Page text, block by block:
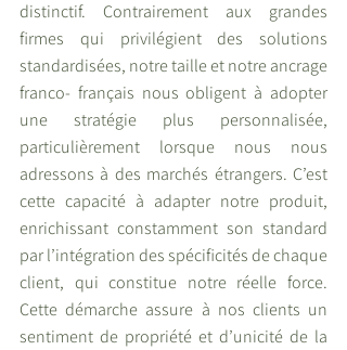
distinctif. Contrairement aux grandes
firmes qui privilégient des solutions
standardisées, notre taille et notre ancrage
franco- français nous obligent à adopter
une stratégie plus personnalisée,
particulièrement lorsque nous nous
adressons à des marchés étrangers. C’est
cette capacité à adapter notre produit,
enrichissant constamment son standard
par l’intégration des spécificités de chaque
client, qui constitue notre réelle force.
Cette démarche assure à nos clients un
sentiment de propriété et d’unicité de la